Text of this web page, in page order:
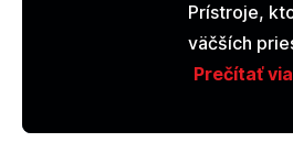
Prístroje,
väčších
Prečítať